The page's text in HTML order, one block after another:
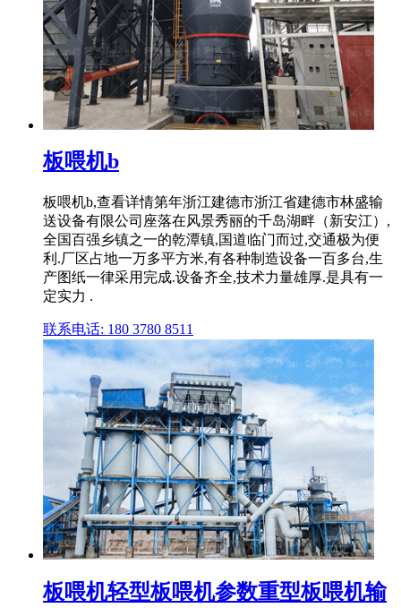
板喂机b
板喂机b,查看详情第年浙江建德市浙江省建德市林盛输
送设备有限公司座落在风景秀丽的千岛湖畔（新安江）,
全国百强乡镇之一的乾潭镇,国道临门而过,交通极为便
利.厂区占地一万多平方米,有各种制造设备一百多台,生
产图纸一律采用完成.设备齐全,技术力量雄厚.是具有一
定实力 .
联系电话: 180 3780 8511
板喂机轻型板喂机参数重型板喂机输